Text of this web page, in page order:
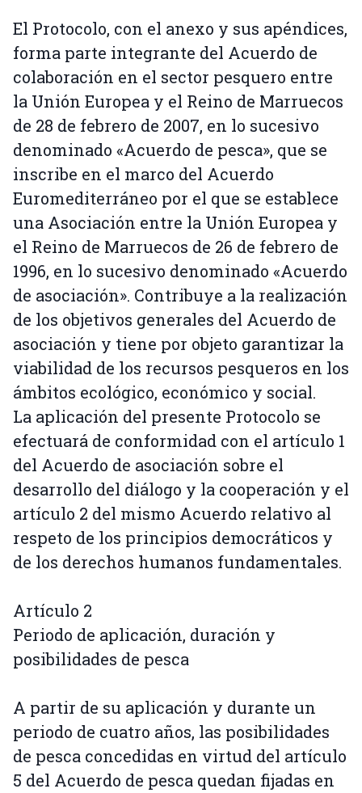
El Protocolo, con el anexo y sus apéndices,
forma parte integrante del Acuerdo de
colaboración en el sector pesquero entre
la Unión Europea y el Reino de Marruecos
de 28 de febrero de 2007, en lo sucesivo
denominado «Acuerdo de pesca», que se
inscribe en el marco del Acuerdo
Euromediterráneo por el que se establece
una Asociación entre la Unión Europea y
el Reino de Marruecos de 26 de febrero de
1996, en lo sucesivo denominado «Acuerdo
de asociación». Contribuye a la realización
de los objetivos generales del Acuerdo de
asociación y tiene por objeto garantizar la
viabilidad de los recursos pesqueros en los
ámbitos ecológico, económico y social.
La aplicación del presente Protocolo se
efectuará de conformidad con el artículo 1
del Acuerdo de asociación sobre el
desarrollo del diálogo y la cooperación y el
artículo 2 del mismo Acuerdo relativo al
respeto de los principios democráticos y
de los derechos humanos fundamentales.
Artículo 2
Periodo de aplicación, duración y
posibilidades de pesca
A partir de su aplicación y durante un
periodo de cuatro años, las posibilidades
de pesca concedidas en virtud del artículo
5 del Acuerdo de pesca quedan fijadas en